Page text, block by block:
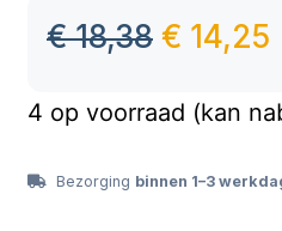
€18,38 € 14,25
4 op voorraad (kan
Bezorging binnen 1–3